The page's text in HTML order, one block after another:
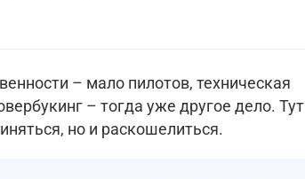
– мало пилотов, техническая
– тогда уже другое дело. Тут
но и раскошелиться.